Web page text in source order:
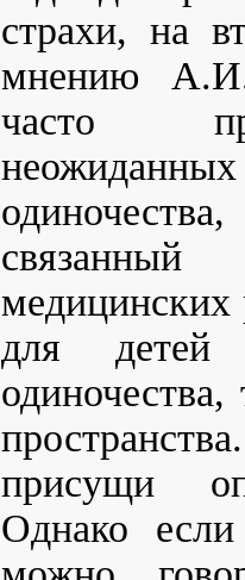
страхи, на
мнению А.И.
часто
медицинских
для детей
присущи
Однако